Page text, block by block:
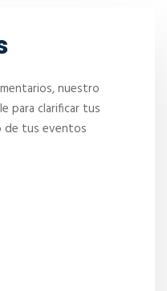
nuestro
para clarificar tus
de tus eventos